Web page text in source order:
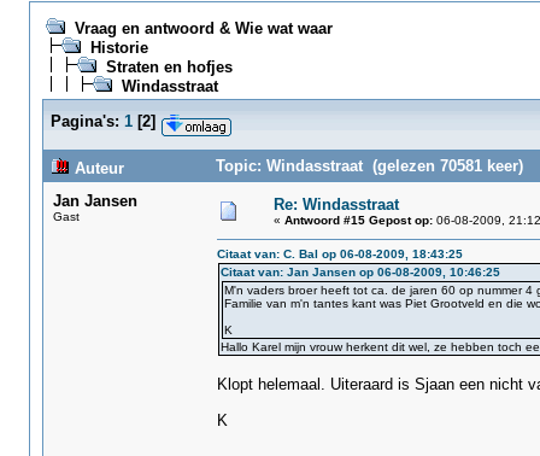
Vraag en antwoord & Wie wat waar
Historie
Straten en hofjes
Windasstraat
Pagina's: 1 [2]
Auteur
Topic: Windasstraat (gelezen 70581 keer)
Jan Jansen
Gast
Re: Windasstraat
« Antwoord #15 Gepost op: 06-08-2009,
Citaat van: C. Bal op 06-08-2009, 18:43:25
Citaat van: Jan Jansen op 06-08-2009, 10:46:25
M'n vaders broer heeft tot ca. de jaren 60 op nummer 4
Familie van m'n tantes kant was Piet Grootveld en die
K
Hallo Karel mijn vrouw herkent dit wel, ze hebben toch
Klopt helemaal. Uiteraard is Sjaan een nicht
K